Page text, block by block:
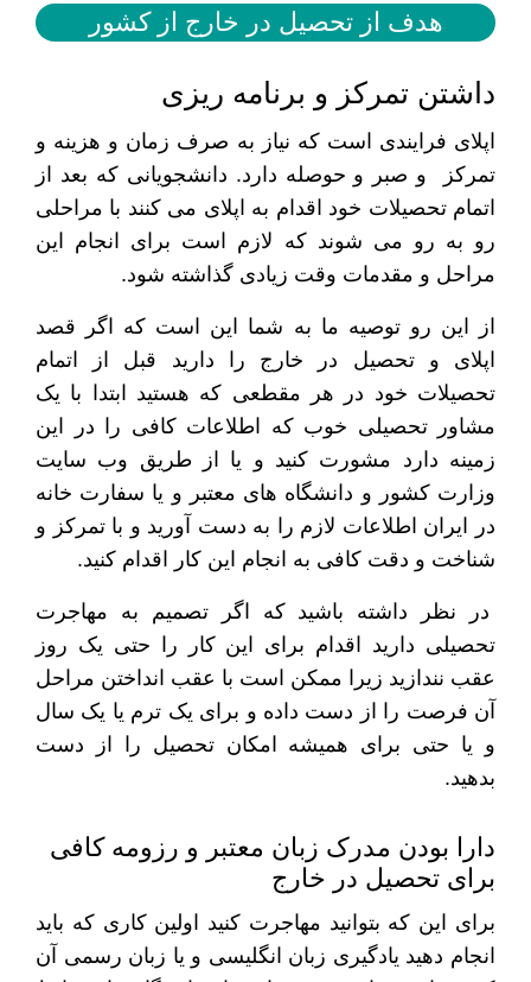
هدف از تحصیل در خارج از کشور
داشتن تمرکز و برنامه ریزی
اپلای فرایندی است که نیاز به صرف زمان و هزینه و
تمرکز و صبر و حوصله دارد. دانشجویانی که بعد از
اتمام تحصیلات خود اقدام به اپلای می کنند با مراحلی
رو به رو می شوند که لازم است برای انجام این
مراحل و مقدمات وقت زیادی گذاشته شود.
از این رو توصیه ما به شما این است که اگر قصد
اپلای و تحصیل در خارج را دارید قبل از اتمام
تحصیلات خود در هر مقطعی که هستید ابتدا با یک
مشاور تحصیلی خوب که اطلاعات کافی را در این
زمینه دارد مشورت کنید و یا از طریق وب سایت
وزارت کشور و دانشگاه های معتبر و یا سفارت خانه
در ایران اطلاعات لازم را به دست آورید و با تمرکز و
شناخت و دقت کافی به انجام این کار اقدام کنید.
در نظر داشته باشید که اگر تصمیم به مهاجرت
تحصیلی دارید اقدام برای این کار را حتی یک روز
عقب نندازید زیرا ممکن است با عقب انداختن مراحل
آن فرصت را از دست داده و برای یک ترم یا یک سال
و یا حتی برای همیشه امکان تحصیل را از دست
بدهید.
دارا بودن مدرک زبان معتبر و رزومه کافی
برای تحصیل در خارج
برای این که بتوانید مهاجرت کنید اولین کاری که باید
انجام دهید یادگیری زبان انگلیسی و یا زبان رسمی آن